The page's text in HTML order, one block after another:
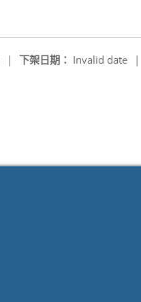
下架日期： Invalid date |
|